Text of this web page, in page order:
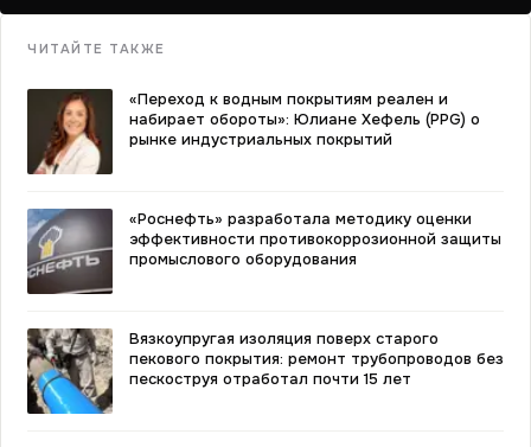
ЧИТАЙТЕ ТАКЖЕ
«Переход к водным покрытиям реален и
набирает обороты»: Юлиане Хефель (PPG) о
рынке индустриальных покрытий
«Роснефть» разработала методику оценки
эффективности противокоррозионной защиты
промыслового оборудования
Вязкоупругая изоляция поверх старого
пекового покрытия: ремонт трубопроводов без
пескоструя отработал почти 15 лет